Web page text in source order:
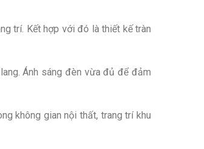
trí. Kết hợp với đó là thiết kế tràn
Ánh sáng đèn vừa đủ để đảm
không gian nội thất, trang trí khu